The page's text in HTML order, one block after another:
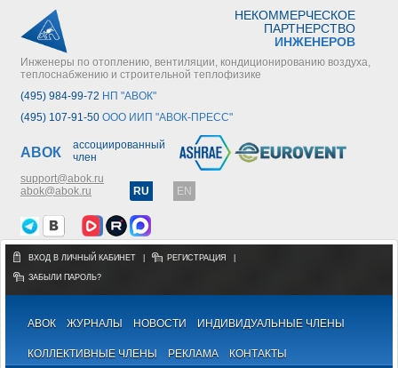
НЕКОММЕРЧЕСКОЕ
ПАРТНЕРСТВО
ИНЖЕНЕРОВ
Инженеры по отоплению, вентиляции, кондиционированию воздуха,
теплоснабжению и строительной теплофизике
(495) 984-99-72 НП "АВОК"
(495) 107-91-50 ООО ИИП "АВОК-ПРЕСС"
АВОК
ассоциированный
член
support@abok.ru
abok@abok.ru
RU EN
ВХОД В ЛИЧНЫЙ КАБИНЕТ РЕГИСТРАЦИЯ
ЗАБЫЛИ ПАРОЛЬ?
АВОК ЖУРНАЛЫ НОВОСТИ ИНДИВИДУАЛЬНЫЕ ЧЛЕНЫ
КОЛЛЕКТИВНЫЕ ЧЛЕНЫ РЕКЛАМА КОНТАКТЫ